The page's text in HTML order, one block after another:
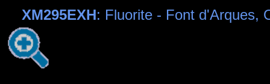
XM295EXH: Fluorite - Font d'Arques,